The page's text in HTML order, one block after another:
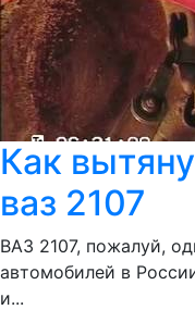
Как
ваз 2107
ВАЗ 2107, пожалуй,
автомобилей в
и...